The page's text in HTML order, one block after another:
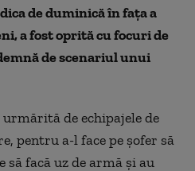
de duminică în fața a
a fost oprită cu focuri de
de scenariul unui
de echipajele de
pentru a-l face pe șofer să
să facă uz de armă și au